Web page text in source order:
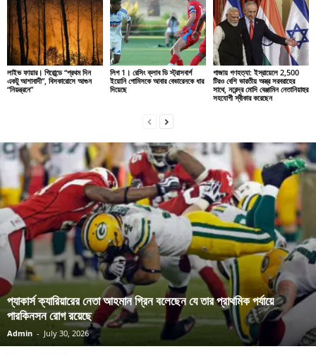
লাইভ ফায়ার। গিরোন্ডে “প্রথম দিন
একটু আশাবাদী”, বিসকারোসে আগুন
“নিয়ন্ত্রনে”
লিগ 1। রেসিং ক্লাব ডি স্ট্রাসবার্গ
ইয়োনি গোমিসকে আবার বেভারেনকে ধার
দিয়েছে
গাজায় গণহত্যা: ইস্রায়েলে 2,500
টিরও বেশি ভারতীয় অস্ত্র সরবরাহের
সাথে, নরেন্দ্র মোদি বেঞ্জামিন নেতানিয়াহুর
সহযোগী স্বীকার করেছেন
প্যাকার্স ক্যারিয়ারের নেতা আহমান গ্রিন বলেছেন যে তার প্রাথমিক পর্যায়ে
পারকিনসন রোগ রয়েছে
Admin - July 30, 2026